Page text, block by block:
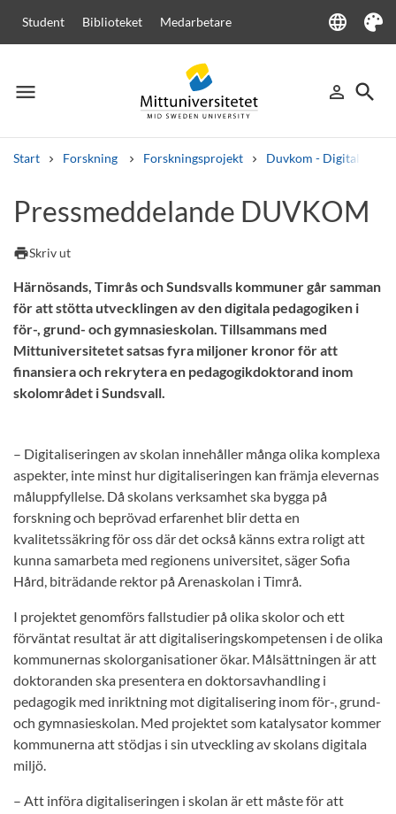
Student Biblioteket Medarbetare language
Language
Tema
menu
Meny person_outline
Logga in
search
Sök
Start Forskning Forskningsprojekt Duvkom -
Andra söktjänster
Kurser och program
Pressmeddelande DUVKOM
printSkriv ut
Härnösands, Timrås och Sundsvalls kommuner går samman
för att stötta utvecklingen av den digitala pedagogiken i
för-, grund- och gymnasieskolan. Tillsammans med
Mittuniversitetet satsas fyra miljoner kronor för att
finansiera och rekrytera en pedagogikdoktorand inom
skolområdet i Sundsvall.
– Digitaliseringen av skolan innehåller många olika komplexa
aspekter, inte minst hur digitaliseringen kan främja elevernas
måluppfyllelse. Då skolans verksamhet ska bygga på
forskning och beprövad erfarenhet blir detta en
kvalitetssäkring för oss där det också känns extra roligt att
kunna samarbeta med regionens universitet, säger Sofia
Hård, biträdande rektor på Arenaskolan i Timrå.
I projektet genomförs fallstudier på olika skolor och ett
förväntat resultat är att digitaliseringskompetensen i de olika
kommunernas skolorganisationer ökar. Målsättningen är att
doktoranden ska presentera en doktorsavhandling i
pedagogik med inriktning mot digitalisering inom för-, grund-
och gymnasieskolan. Med projektet som katalysator kommer
kommunerna att stödjas i sin utveckling av skolans digitala
miljö.
– Att införa digitaliseringen i skolan är ett måste för att